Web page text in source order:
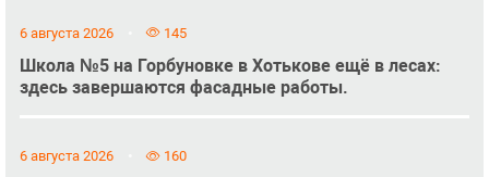
6 августа 2026 145
Школа №5 на Горбуновке в Хотькове ещё в лесах:
здесь завершаются фасадные работы.
6 августа 2026 160